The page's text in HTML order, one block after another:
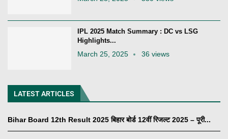
IPL 2025 Match Summary : DC vs LSG
Highlights...
March 25, 2025 36 views
LATEST ARTICLES
Bihar Board 12th Result 2025 बिहार बोर्ड 12वीं रिजल्ट 2025 – पूरी...